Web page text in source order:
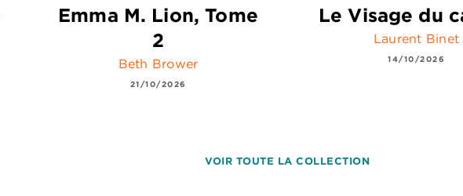
Emma M. Lion, Tome
2
Beth Brower
21/10/2026
Le Visage du
Laurent Binet
14/10/2026
VOIR TOUTE LA COLLECTION